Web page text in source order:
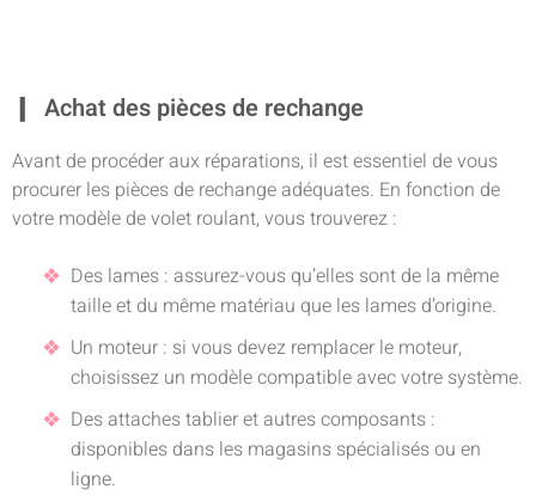
Achat des pièces de rechange
Avant de procéder aux réparations, il est essentiel de vous
procurer les pièces de rechange adéquates. En fonction de
votre modèle de volet roulant, vous trouverez :
Des lames : assurez-vous qu’elles sont de la même
taille et du même matériau que les lames d’origine.
Un moteur : si vous devez remplacer le moteur,
choisissez un modèle compatible avec votre système.
Des attaches tablier et autres composants :
disponibles dans les magasins spécialisés ou en
ligne.